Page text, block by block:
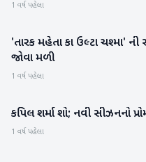
1 વર્ષ પહેલા
મનોરંજન
'તારક મહેતા કા ઉલ્ટા ચશ્મા'
જોવા મળી
1 વર્ષ પહેલા
મનોરંજન
કપિલ શર્મા શો; નવી સીઝનનો
1 વર્ષ પહેલા